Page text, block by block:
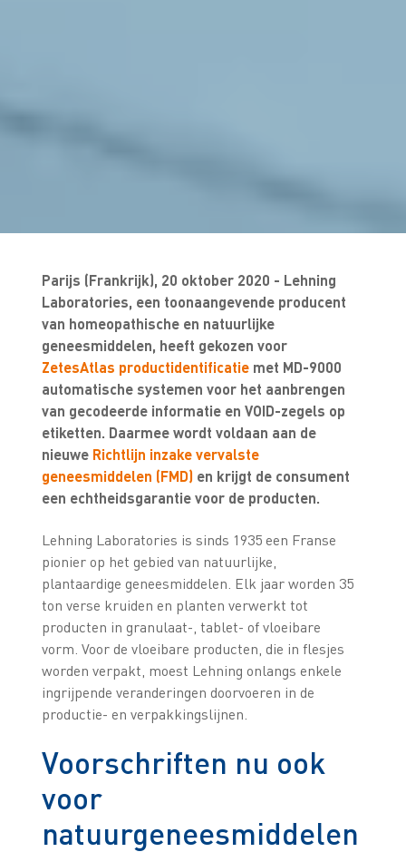
Parijs (Frankrijk), 20 oktober 2020 - Lehning
Laboratories, een toonaangevende producent
van homeopathische en natuurlijke
geneesmiddelen, heeft gekozen voor
ZetesAtlas productidentificatiemet MD-9000
automatische systemen voor het aanbrengen
van gecodeerde informatie en VOID-zegels op
etiketten. Daarmee wordt voldaan aan de
nieuwe Richtlijn inzake vervalste
geneesmiddelen (FMD) en krijgt de consument
een echtheidsgarantie voor de producten.
Lehning Laboratories is sinds 1935 een Franse
pionier op het gebied van natuurlijke,
plantaardige geneesmiddelen. Elk jaar worden 35
ton verse kruiden en planten verwerkt tot
producten in granulaat-, tablet- of vloeibare
vorm. Voor de vloeibare producten, die in flesjes
worden verpakt, moest Lehning onlangs enkele
ingrijpende veranderingen doorvoeren in de
productie- en verpakkingslijnen.
Voorschriften nu ook
voor
natuurgeneesmiddelen